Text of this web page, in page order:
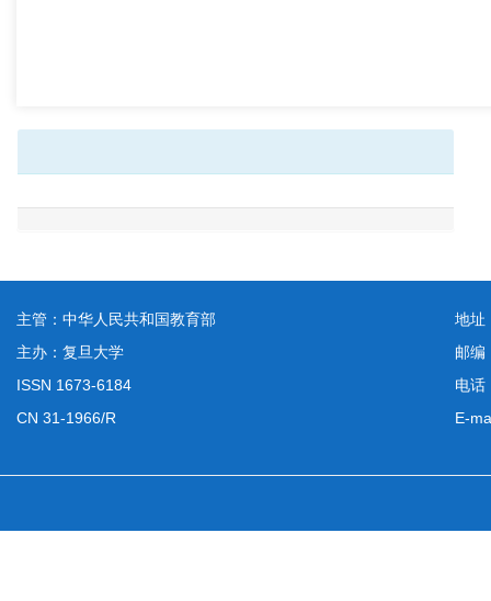
主管：中华人民共和国教育部
主办：复旦大学
ISSN 1673-6184
CN 31-1966/R
地
邮
电
E-